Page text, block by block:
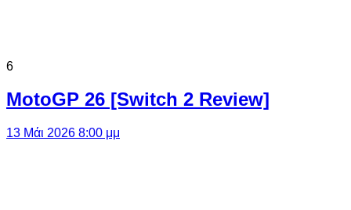
6
MotoGP 26 [Switch 2 Review]
13 Μάι 2026 8:00 μμ